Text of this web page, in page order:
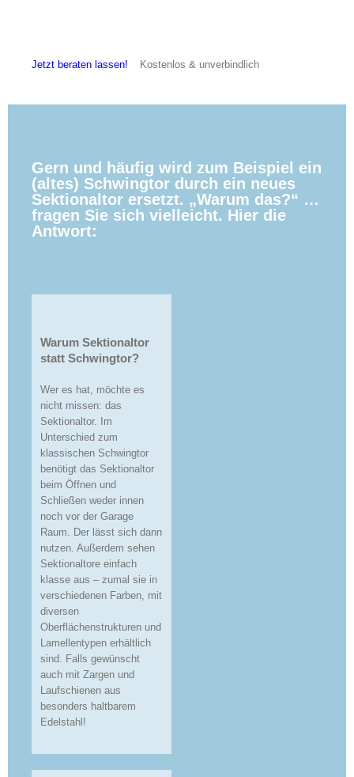
Jetzt beraten lassen! Kostenlos & unverbindlich
Gern und häufig wird zum Beispiel ein
(altes) Schwingtor durch ein neues
Sektionaltor ersetzt. „Warum das?“ …
fragen Sie sich vielleicht. Hier die
Antwort:
Warum Sektionaltor
statt Schwingtor?
Wer es hat, möchte es
nicht missen: das
Sektionaltor. Im
Unterschied zum
klassischen Schwingtor
benötigt das Sektionaltor
beim Öffnen und
Schließen weder innen
noch vor der Garage
Raum. Der lässt sich dann
nutzen. Außerdem sehen
Sektionaltore einfach
klasse aus – zumal sie in
verschiedenen Farben, mit
diversen
Oberflächenstrukturen und
Lamellentypen erhältlich
sind. Falls gewünscht
auch mit Zargen und
Laufschienen aus
besonders haltbarem
Edelstahl!